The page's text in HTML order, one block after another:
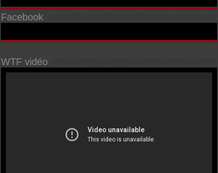
Facebook
WTF vidéo